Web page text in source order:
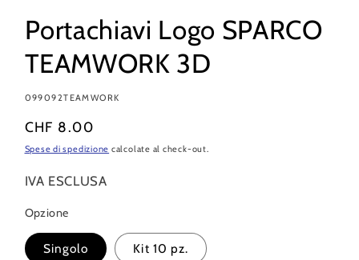
Portachiavi Logo SPARCO
TEAMWORK 3D
SKU:
099092TEAMWORK
Prezzo
di
CHF 8.00
Spese di spedizione calcolate al check-out.
IVA ESCLUSA
Opzione
Singolo Kit 10 pz.